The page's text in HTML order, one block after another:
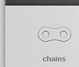
chains